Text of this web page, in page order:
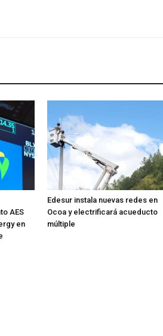
AES
en
Edesur instala nuevas redes en
Ocoa y electrificará acueducto
múltiple